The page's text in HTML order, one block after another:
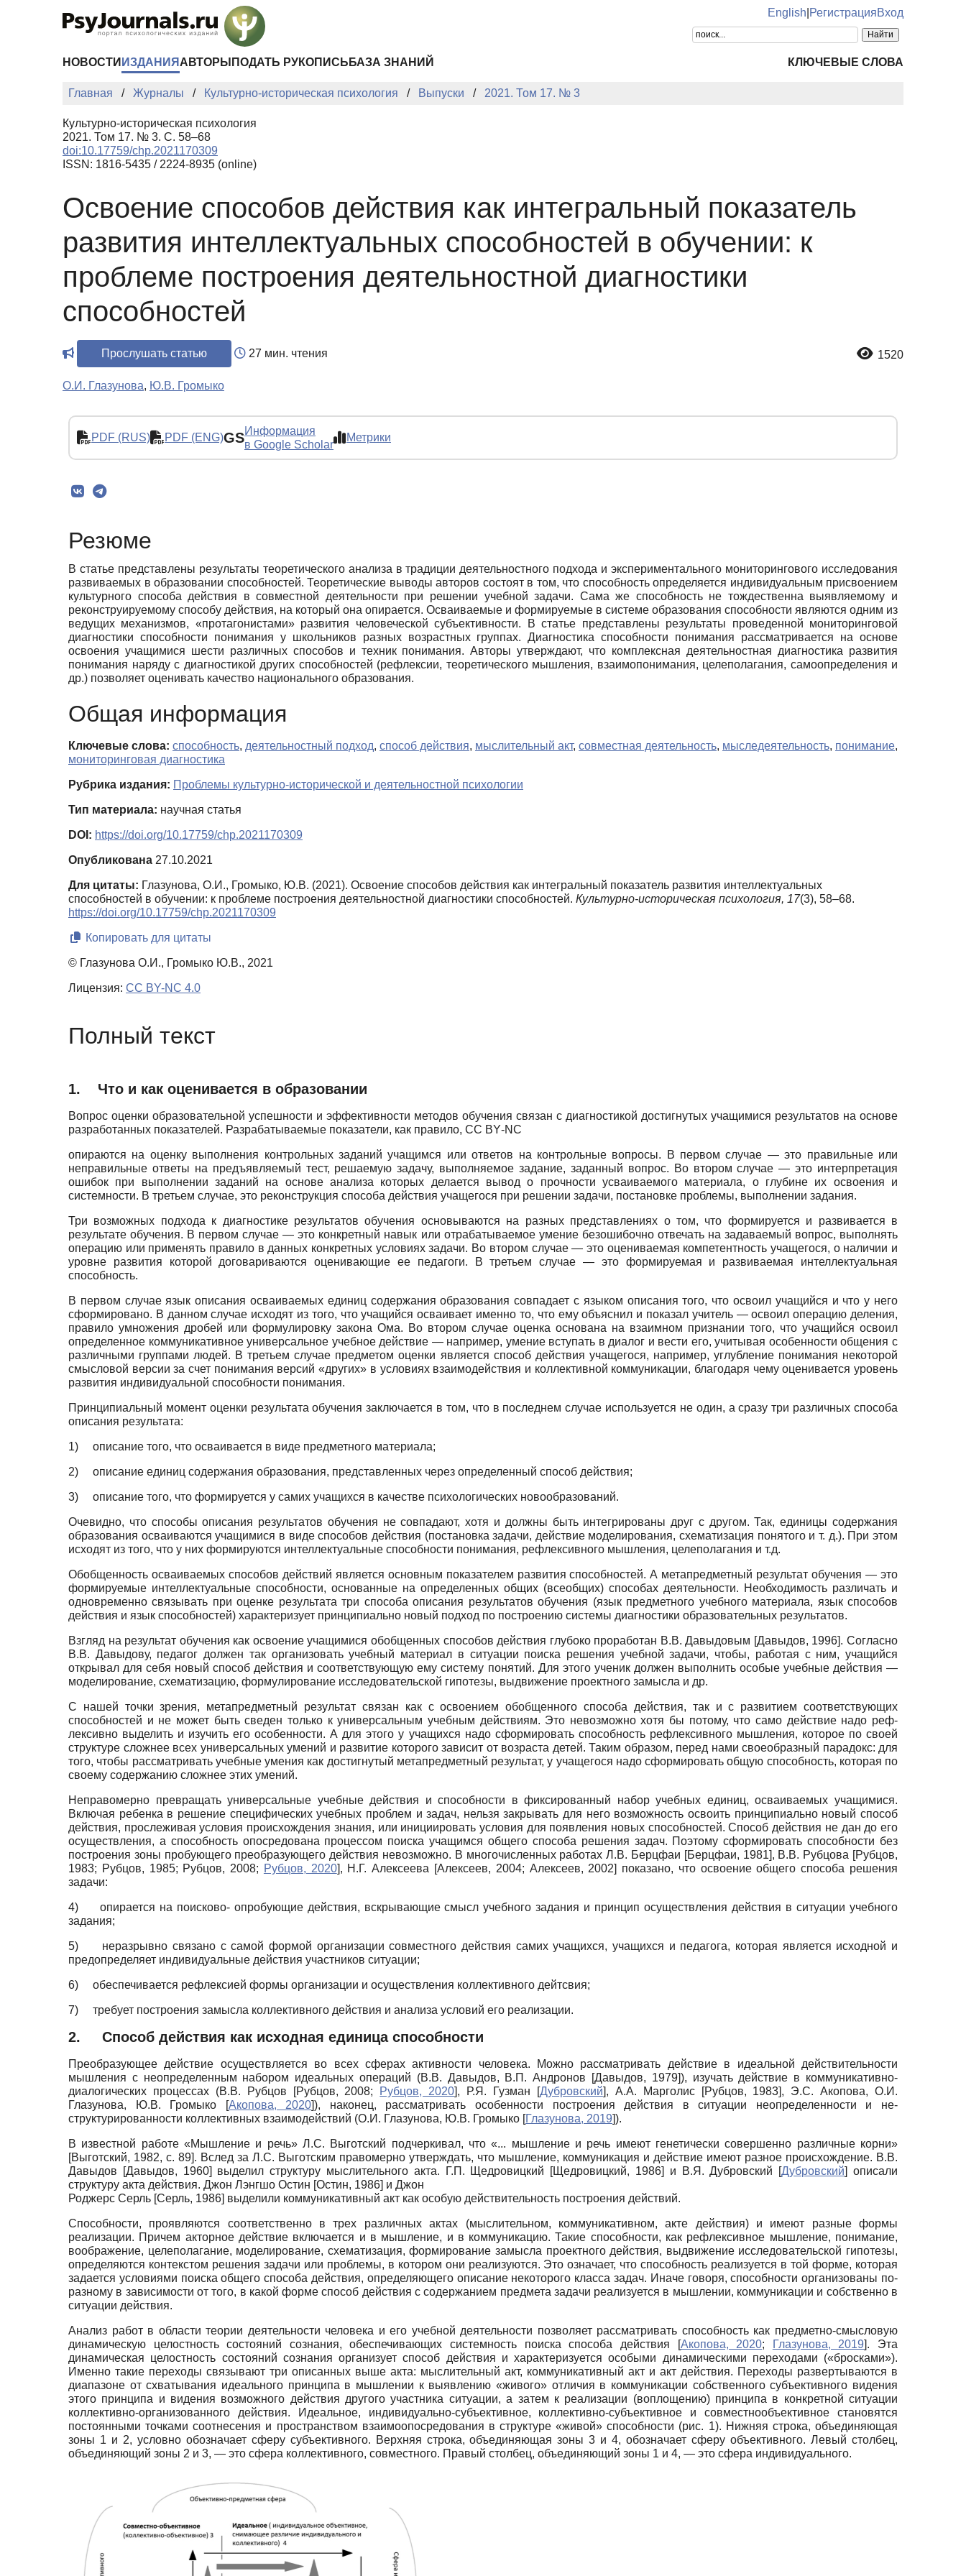
English РегистрацияВход
НОВОСТИ ИЗДАНИЯ АВТОРЫ ПОДАТЬ РУКОПИСЬ БАЗА ЗНАНИЙ КЛЮЧЕВЫЕ СЛОВА
Главная Журналы Культурно-историческая психология Выпуски 2021. Том 17. № 3
Культурно-историческая психология
2021. Том 17. № 3. С. 58–68
doi:10.17759/chp.2021170309
ISSN: 1816-5435 / 2224-8935 (online)
Освоение способов действия как интегральный показатель
развития интеллектуальных способностей в обучении: к
проблеме построения деятельностной диагностики
способностей
Прослушать статью 27 мин. чтения 1520
О.И. Глазунова, Ю.В. Громыко
PDF (RUS) PDF (ENG)GSИнформация
в Google Scholar
Метрики
Резюме
В статье представлены результаты теоретического анализа в традиции деятельностного подхода и экспериментального мониторингового исследования
развиваемых в образовании способностей. Теоретические выводы авторов состоят в том, что способность определяется индивидуальным присвоением
культурного способа действия в совместной деятельности при решении учебной задачи. Сама же способность не тождественна выявляемому и
реконструируемому способу действия, на который она опирается. Осваиваемые и формируемые в системе образования способности являются одним из
ведущих механизмов, «протагонистами» развития человеческой субъективности. В статье представлены результаты проведенной мониторинговой
диагностики способности понимания у школьников разных возрастных группах. Диагностика способности понимания рассматривается на основе
освоения учащимися шести различных способов и техник понимания. Авторы утверждают, что комплексная деятельностная диагностика развития
понимания наряду с диагностикой других способностей (рефлексии, теоретического мышления, взаимопонимания, целеполагания, самоопределения и
др.) позволяет оценивать качество национального образования.
Общая информация
Ключевые слова: способность, деятельностный подход, способ действия, мыслительный акт, совместная деятельность, мыследеятельность, понимание,
мониторинговая диагностика
Рубрика издания: Проблемы культурно-исторической и деятельностной психологии
Тип материала: научная статья
DOI: https://doi.org/10.17759/chp.2021170309
Опубликована 27.10.2021
Для цитаты: Глазунова, О.И., Громыко, Ю.В. (2021). Освоение способов действия как интегральный показатель развития интеллектуальных
способностей в обучении: к проблеме построения деятельностной диагностики способностей. Культурно-историческая психология, 17(3), 58–68.
https://doi.org/10.17759/chp.2021170309
Копировать для цитаты
© Глазунова О.И., Громыко Ю.В., 2021
Лицензия: CC BY-NC 4.0
Полный текст
1. Что и как оценивается в образовании
Вопрос оценки образовательной успешности и эффективности методов обучения связан с диагностикой достигнутых учащимися результатов на основе
разработанных показателей. Разрабатываемые показатели, как правило, CC BY-NC
опираются на оценку выполнения контрольных заданий учащимся или ответов на контрольные вопросы. В первом случае — это правильные или
неправильные ответы на предъявляемый тест, решаемую задачу, выполняемое задание, заданный вопрос. Во втором случае — это интерпретация
ошибок при выполнении заданий на основе анализа которых делается вывод о прочности усваиваемого материала, о глубине их освоения и
системности. В третьем случае, это реконструкция способа действия учащегося при решении задачи, постановке проблемы, выполнении задания.
Три возможных подхода к диагностике результатов обучения основываются на разных представлениях о том, что формируется и развивается в
результате обучения. В первом случае — это конкретный навык или отрабатываемое умение безошибочно отвечать на задаваемый вопрос, выполнять
операцию или применять правило в данных конкретных условиях задачи. Во втором случае — это оцениваемая компетентность учащегося, о наличии и
уровне развития которой договариваются оценивающие ее педагоги. В третьем случае — это формируемая и развиваемая интеллектуальная
способность.
В первом случае язык описания осваиваемых единиц содержания образования совпадает с языком описания того, что освоил учащийся и что у него
сформировано. В данном случае исходят из того, что учащийся осваивает именно то, что ему объяснил и показал учитель — освоил операцию деления,
правило умножения дробей или формулировку закона Ома. Во втором случае оценка основана на взаимном признании того, что учащийся освоил
определенное коммуникативное универсальное учебное действие — например, умение вступать в диалог и вести его, учитывая особенности общения с
различными группами людей. В третьем случае предметом оценки является способ действия учащегося, например, углубление понимания некоторой
смысловой версии за счет понимания версий «других» в условиях взаимодействия и коллективной коммуникации, благодаря чему оценивается уровень
развития индивидуальной способности понимания.
Принципиальный момент оценки результата обучения заключается в том, что в последнем случае используется не один, а сразу три различных способа
описания результата:
1) описание того, что осваивается в виде предметного материала;
2) описание единиц содержания образования, представленных через определенный способ действия;
3) описание того, что формируется у самих учащихся в качестве психологических новообразований.
Очевидно, что способы описания результатов обучения не совпадают, хотя и должны быть интегрированы друг с другом. Так, единицы содержания
образования осваиваются учащимися в виде способов действия (постановка задачи, действие моделирования, схематизация понятого и т. д.). При этом
исходят из того, что у них формируются интеллектуальные способности понимания, рефлексивного мышления, целеполагания и т.д.
Обобщенность осваиваемых способов действий является основным показателем развития способностей. А ме­тапредметный результат обучения — это
формируемые интеллектуальные способности, основанные на определенных общих (всеобщих) способах деятельности. Необходимость различать и
одновременно связывать при оценке результата три способа описания результатов обучения (язык предметного учебного материала, язык способов
действия и язык способностей) характеризует принципиально новый подход по построению системы диагностики образовательных результатов.
Взгляд на результат обучения как освоение учащимися обобщенных способов действия глубоко проработан В.В. Давыдовым [Давыдов, 1996]. Согласно
В.В. Давыдову, педагог должен так организовать учебный материал в ситуации поиска решения учебной задачи, чтобы, работая с ним, учащийся
открывал для себя новый способ действия и соответствующую ему систему понятий. Для этого ученик должен выполнить особые учебные действия —
моделирование, схематизацию, формулирование исследовательской гипотезы, выдвижение проектного замысла и др.
С нашей точки зрения, метапредметный результат связан как с освоением обобщенного способа действия, так и с развитием соответствующих
способностей и не может быть сведен только к универсальным учебным действиям. Это невозможно хотя бы потому, что само действие надо реф­
лексивно выделить и изучить его особенности. А для этого у учащихся надо сформировать способность рефлексивного мышления, которое по своей
структуре сложнее всех универсальных умений и развитие которого зависит от возраста детей. Таким образом, перед нами своеобразный парадокс: для
того, чтобы рассматривать учебные умения как достигнутый метапредметный результат, у учащегося надо сформировать общую способность, которая по
своему содержанию сложнее этих умений.
Неправомерно превращать универсальные учебные действия и способности в фиксированный набор учебных единиц, осваиваемых учащимися.
Включая ребенка в решение специфических учебных проблем и задач, нельзя закрывать для него возможность освоить принципиально новый способ
действия, прослеживая условия происхождения знания, или инициировать условия для появления новых способностей. Способ действия не дан до его
осуществления, а способность опосредована процессом поиска учащимся общего способа решения задач. Поэтому сформировать способности без
построения зоны пробующего преобразующего действия невозможно. В многочисленных работах Л.В. Берцфаи [Берцфаи, 1981], В.В. Рубцова [Рубцов,
1983; Рубцов, 1985; Рубцов, 2008; Рубцов, 2020], Н.Г. Алексеева [Алексеев, 2004; Алексеев, 2002] показано, что освоение общего способа решения
задачи:
4) опирается на поисково- опробующие действия, вскрывающие смысл учебного задания и принцип осуществления действия в ситуации учебного
задания;
5) неразрывно связано с самой формой организации совместного действия самих учащихся, учащихся и педагога, которая является исходной и
предопределяет индивидуальные действия участников ситуации;
6) обеспечивается рефлексией формы организации и осуществления коллективного дейтсвия;
7) требует построения замысла коллективного действия и анализа условий его реализации.
2. Способ действия как исходная единица способности
Преобразующее действие осуществляется во всех сферах активности человека. Можно рассматривать действие в идеальной действительности
мышления с неопределенным набором идеальных операций (В.В. Давыдов, В.П. Ан­дронов
[Давыдов, 1979]), изучать действие в коммуникативно-
диалогических процессах (В.В. Рубцов
[Рубцов, 2008; Рубцов, 2020], Р.Я. Гузман [Дубровский], А.А. Марголис [Рубцов, 1983], Э.С. Акопова, О.И.
Глазунова, Ю.В. Громыко
[Акопова, 2020]), наконец, рассматривать особенности построения действия в ситуации неопределенности и не­
структурированности коллективных взаимодействий (О.И. Глазунова, Ю.В. Громыко [Глазунова, 2019]).
В известной работе «Мышление и речь» Л.С. Выгот­ский подчеркивал, что «... мышление и речь имеют генетически совершенно различные корни»
[Выготский, 1982, с. 89]. Вслед за Л.С. Выготским правомерно утверждать, что мышление, коммуникация и действие имеют разное происхождение. В.В.
Давыдов
[Давыдов, 1960] выделил структуру мыслительного акта. Г.П. Щедровицкий [Щедровицкий, 1986] и В.Я. Дубровский [Дубровский] описали
структуру акта действия. Джон Лэнгшо Остин [Остин, 1986] и Джон
Роджерс Серль [Серль, 1986] выделили коммуникативный акт как особую действительность построения действий.
Способности, проявляются соответственно в трех различных актах (мыслительном, коммуникативном, акте действия) и имеют разные формы
реализации. Причем ак­торное действие включается и в мышление, и в коммуникацию. Такие способности, как рефлексивное мышление, понимание,
воображение, целеполагание, моделирование, схематизация, формирование замысла проектного действия, выдвижение исследовательской гипотезы,
определяются контекстом решения задачи или проблемы, в котором они реализуются. Это означает, что способность реализуется в той форме, которая
задается условиями поиска общего способа действия, определяющего описание некоторого класса задач. Иначе говоря, способности организованы по-
разному в зависимости от того, в какой форме способ действия с содержанием предмета задачи реализуется в мышлении, коммуникации и собственно в
ситуации действия.
Анализ работ в области теории деятельности человека и его учебной деятельности позволяет рассматривать способность как предметно-смысловую
динамическую целостность состояний сознания, обеспечивающих системность поиска способа действия
[Акопова, 2020; Глазунова, 2019]. Эта
динамическая целостность состояний сознания организует способ действия и характеризуется особыми динамическими переходами («бросками»).
Именно такие переходы связывают три описанных выше акта: мыслительный акт, коммуникативный акт и акт действия. Переходы развертываются в
диапазоне от схватывания идеального принципа в мышлении к выявлению «живого» отличия в коммуникации собственного субъективного видения
этого принципа и видения возможного действия другого участника ситуации, а затем к реализации (воплощению) принципа в конкретной ситуации
коллективно-организованного действия. Идеальное, индивидуально-субъективное, коллективно-субъективное и совместно­объективное становятся
постоянными точками соотнесения и пространством взаимоопосредования в структуре «живой» способности (рис. 1). Нижняя строка, объединяющая
зоны 1 и 2, условно обозначает сферу субъективного. Верхняя строка, объединяющая зоны 3 и 4, обозначает сферу объективного. Левый столбец,
объединяющий зоны 2 и 3, — это сфера коллективного, совместного. Правый столбец, объединяющий зоны 1 и 4, — это сфера индивидуального.